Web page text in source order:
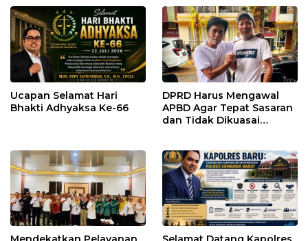
Ucapan Selamat Hari
Bhakti Adhyaksa Ke-66
DPRD Harus Mengawal
APBD Agar Tepat Sasaran
dan Tidak Dikuasai